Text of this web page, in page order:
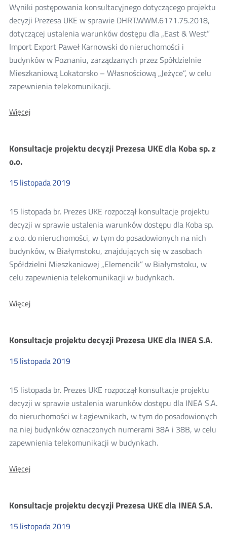
Data
Wyniki postępowania konsultacyjnego dotyczącego projektu
decyzji Prezesa UKE w sprawie DHRT.WWM.6171.75.2018,
dotyczącej ustalenia warunków dostępu dla „East & West”
Import Export Paweł Karnowski do nieruchomości i
budynków w Poznaniu, zarządzanych przez Spółdzielnie
Mieszkaniową Lokatorsko – Własnościową „Jeżyce”, w celu
zapewnienia telekomunikacji.
WięcejO:
decyzji
Prezesa
„East
Import
Export
Paweł
Karnowski
Konsultacje projektu decyzji Prezesa UKE dla Koba sp. z
o.o.
15 listopada2019
15 listopada br. Prezes UKE rozpoczął konsultacje projektu
decyzji w sprawie ustalenia warunków dostępu dla Koba sp.
z o.o. do nieruchomości, w tym do posadowionych na nich
budynków, w Białymstoku, znajdujących się w zasobach
Spółdzielni Mieszkaniowej „Elemencik” w Białymstoku, w
celu zapewnienia telekomunikacji w budynkach.
WięcejO:
Prezesa
dla
Koba
o.o.
Konsultacje projektu decyzji Prezesa UKE dla INEA S.A.
15 listopada2019
15 listopada br. Prezes UKE rozpoczął konsultacje projektu
decyzji w sprawie ustalenia warunków dostępu dla INEA S.A.
do nieruchomości w Łagiewnikach, w tym do posadowionych
na niej budynków oznaczonych numerami 38A i 38B, w celu
zapewnienia telekomunikacji w budynkach.
WięcejO:
Prezesa
dla
INEA
Konsultacje projektu decyzji Prezesa UKE dla INEA S.A.
15 listopada2019